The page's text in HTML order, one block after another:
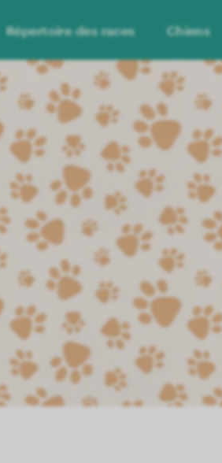
Répertoire des races Chiens